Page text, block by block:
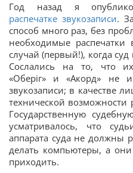
Год назад я
распечатке звукозаписи.
способ много раз, без
необходимые
случай (первый!), когда
Сослались на то, что
«Оберіг» и «Акорд» не
звукозаписи; в качестве
технической возможности
Государственную
усматривалось, что
аппарата суда не должны
делать компьютеры, а они
приходить.